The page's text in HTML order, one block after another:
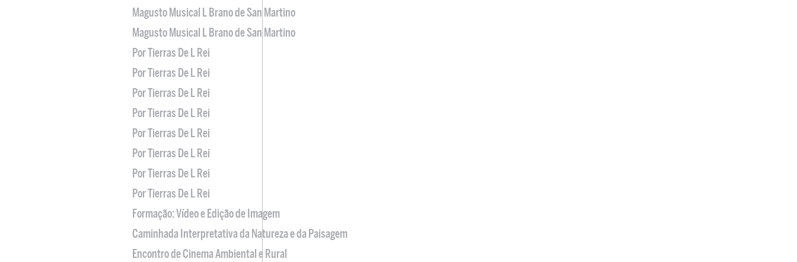
Magusto Musical L Brano de San Martino
Magusto Musical L Brano de San Martino
Por Tierras De L Rei
Por Tierras De L Rei
Por Tierras De L Rei
Por Tierras De L Rei
Por Tierras De L Rei
Por Tierras De L Rei
Por Tierras De L Rei
Por Tierras De L Rei
Formação: Vídeo e Edição de Imagem
Caminhada Interpretativa da Natureza e da Paisagem
Encontro de Cinema Ambiental e Rural